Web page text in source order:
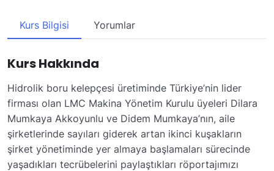
Kurs Bilgisi Yorumlar
Kurs Hakkında
Hidrolik boru kelepçesi üretiminde Türkiye’nin lider
firması olan LMC Makina Yönetim Kurulu üyeleri Dilara
Mumkaya Akkoyunlu ve Didem Mumkaya’nın, aile
şirketlerinde sayıları giderek artan ikinci kuşakların
şirket yönetiminde yer almaya başlamaları sürecinde
yaşadıkları tecrübelerini paylaştıkları röportajımızı